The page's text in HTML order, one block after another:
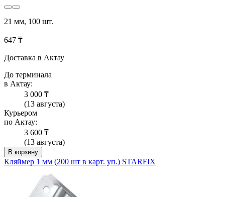
21 мм, 100 шт.
647 ₸
Доставка в Актау
До терминала
в Актау:
3 000 ₸
(13 августа)
Курьером
по Актау:
3 600 ₸
(13 августа)
В корзину
Кляймер 1 мм (200 шт в карт. уп.) STARFIX